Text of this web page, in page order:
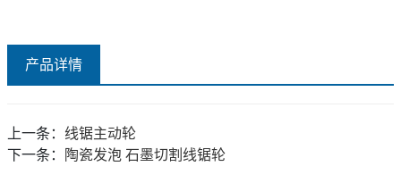
产品详情
上一条： 线锯主动轮
下一条： 陶瓷发泡 石墨切割线锯轮